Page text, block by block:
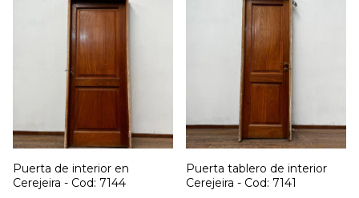
Puerta de interior en
Cerejeira - Cod: 7144
Puerta tablero de interior
Cerejeira - Cod: 7141